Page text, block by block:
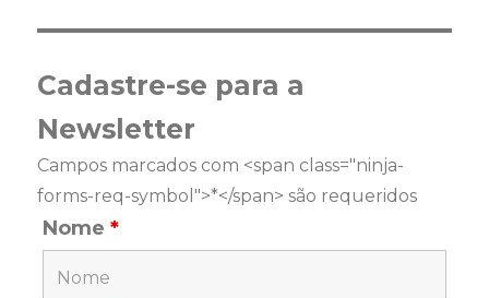
Cadastre-se para a
Newsletter
Campos marcados com <span class="ninja-
forms-req-symbol">*</span> são requeridos
Nome*